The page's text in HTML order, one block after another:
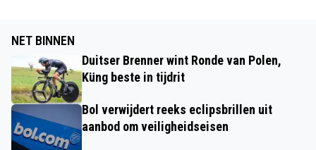
NET BINNEN
Duitser Brenner wint Ronde van Polen,
Küng beste in tijdrit
Bol verwijdert reeks eclipsbrillen uit
aanbod om veiligheidseisen